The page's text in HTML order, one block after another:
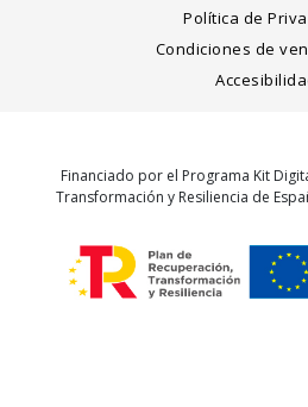
Política de
Condiciones de
Financiado por el Programa Kit
Transformación y Resiliencia de